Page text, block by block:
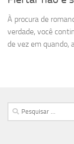
À procura de
verdade, você
de vez em quando,
Pesquisar
por: